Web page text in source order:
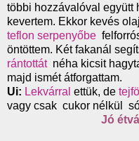
többi hozzávalóval
kevertem. Ekkor kevés
teflon serpenyőbe
öntöttem. Két fakanál
rántottátnéha kicsit
majd ismét átforgattam.
Ui: Lekvárral ettük, de
vagy csak cukor nélkül
Jó